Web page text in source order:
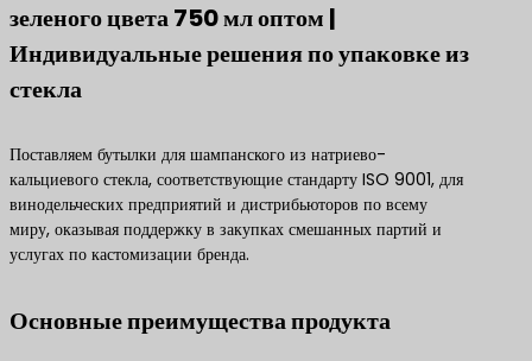
зеленого цвета 750 мл оптом |
Индивидуальные решения по упаковке из
стекла
Поставляем бутылки для шампанского из натриево-
кальциевого стекла, соответствующие стандарту ISO 9001, для
винодельческих предприятий и дистрибьюторов по всему
миру, оказывая поддержку в закупках смешанных партий и
услугах по кастомизации бренда.
Основные преимущества продукта